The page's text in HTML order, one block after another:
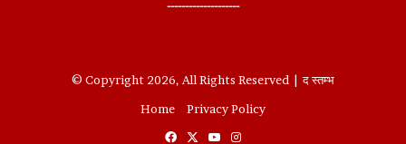
--------------------
© Copyright 2026, All Rights Reserved | द स्तम्भ
Home
Privacy Policy
FacebookYouTubeInstagram